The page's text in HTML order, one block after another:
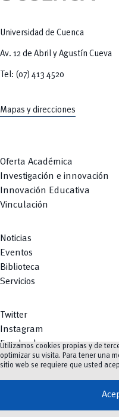
Universidad de Cuenca
Av. 12 de Abril y Agustín Cueva
Tel: (07) 413 4520
Mapas y direcciones
Oferta Académica
Investigación e innovación
Innovación Educativa
Vinculación
Noticias
Eventos
Biblioteca
Servicios
Twitter
Instagram
Facebook
Youtube
Utilizamos cookies propias y de
optimizar su visita. Para tener una
sitio web se requiere que usted